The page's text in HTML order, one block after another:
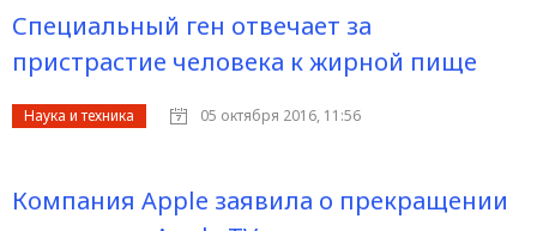
Специальный ген отвечает за
пристрастие человека к жирной пище
Наука и техника 05 октября 2016, 11:56
Компания Apple заявила о прекращении